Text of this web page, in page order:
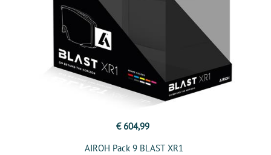
€ 604,99
AIROH Pack 9 BLAST XR1